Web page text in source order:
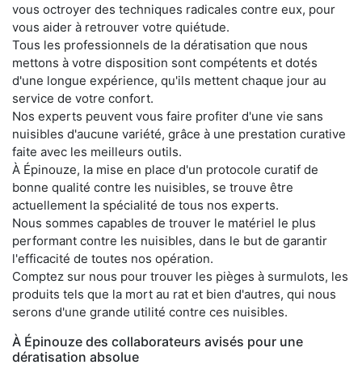
vous octroyer des techniques radicales contre eux, pour
vous aider à retrouver votre quiétude.
Tous les professionnels de la dératisation que nous
mettons à votre disposition sont compétents et dotés
d'une longue expérience, qu'ils mettent chaque jour au
service de votre confort.
Nos experts peuvent vous faire profiter d'une vie sans
nuisibles d'aucune variété, grâce à une prestation curative
faite avec les meilleurs outils.
À Épinouze, la mise en place d'un protocole curatif de
bonne qualité contre les nuisibles, se trouve être
actuellement la spécialité de tous nos experts.
Nous sommes capables de trouver le matériel le plus
performant contre les nuisibles, dans le but de garantir
l'efficacité de toutes nos opération.
Comptez sur nous pour trouver les pièges à surmulots, les
produits tels que la mort au rat et bien d'autres, qui nous
serons d'une grande utilité contre ces nuisibles.
À Épinouze des collaborateurs avisés pour une
dératisation absolue